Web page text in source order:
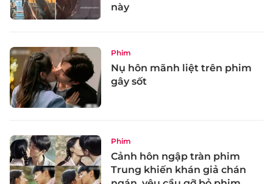
này
Phim
Nụ hôn mãnh liệt trên phim
gây sốt
Phim
Cảnh hôn ngập tràn phim
Trung khiến khán giả chán